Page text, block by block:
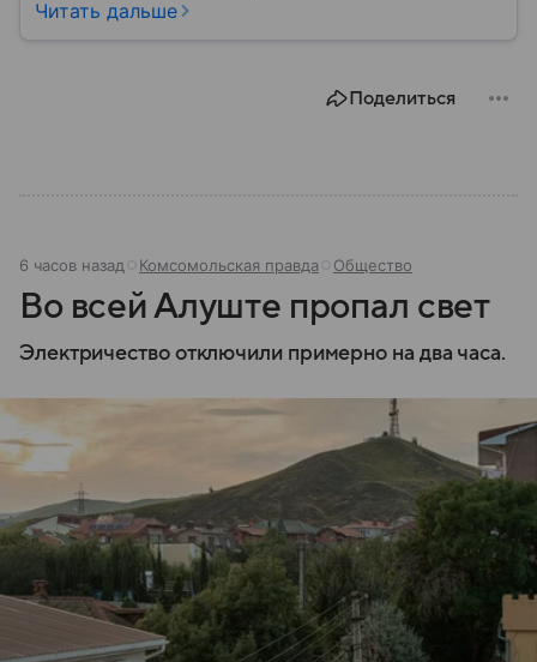
красивой природой регион имеет также огромное
положение сделало полуостров ключевой точкой
Читать дальше
Поделиться
6 часов назад Комсомольская правда Общество
Во всей Алуште пропал свет
Электричество отключили примерно на два часа.